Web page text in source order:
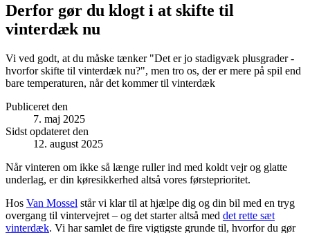
Derfor gør du klogt i at skifte til
vinterdæk nu
Vi ved godt, at du måske tænker "Det er jo stadigvæk plusgrader -
hvorfor skifte til vinterdæk nu?", men tro os, der er mere på spil end
bare temperaturen, når det kommer til vinterdæk
Publiceret den
7. maj 2025
Sidst opdateret den
12. august 2025
Når vinteren om ikke så længe ruller ind med koldt vejr og glatte
underlag, er din køresikkerhed altså vores førsteprioritet.
Hos Van Mossel står vi klar til at hjælpe dig og din bil med en tryg
overgang til vintervejret – og det starter altså med det rette sæt
vinterdæk. Vi har samlet de fire vigtigste grunde til, hvorfor du gør